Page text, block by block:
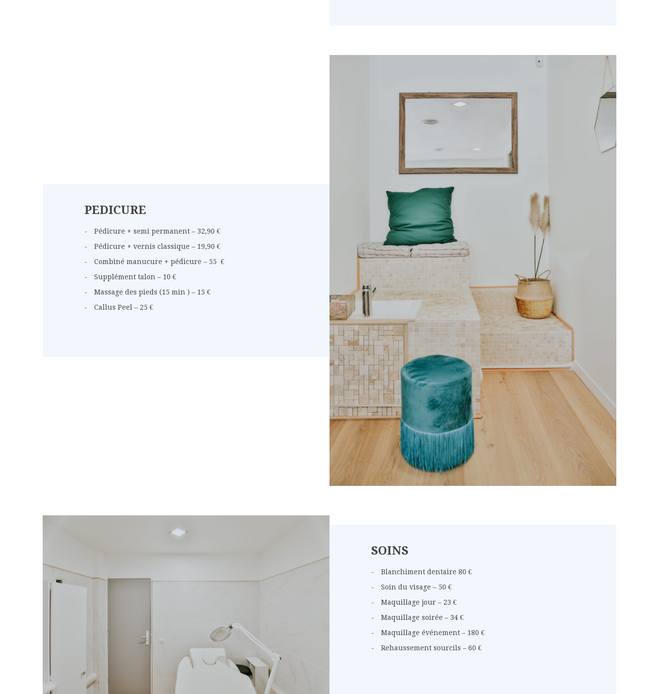
PEDICURE
Pédicure + semi permanent – 32,90 €
Pédicure + vernis classique – 19,90 €
Combiné manucure + pédicure – 55 €
Supplément talon – 10 €
Massage des pieds (15 min ) – 15 €
Callus Peel – 25 €
SOINS
Blanchiment dentaire 80 €
Soin du visage – 50 €
Maquillage jour – 23 €
Maquillage soirée – 34 €
Maquillage événement – 180 €
Rehaussement sourcils – 60 €